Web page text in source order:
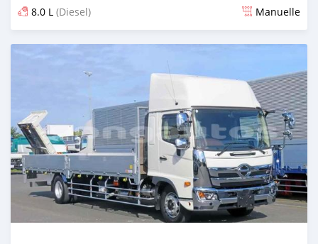
8.0 L (Diesel) Manuelle
Publié il y a 2 mois